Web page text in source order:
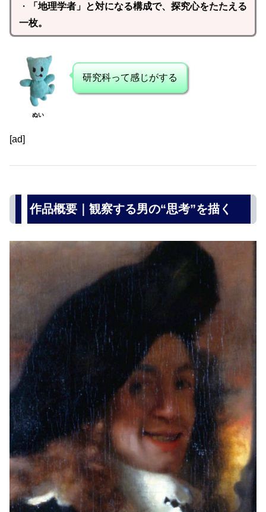
・
「地理学者」と対になる構成で、探究心をたたえる
一枚。
ぬい
研究科って感じがする
[ad]
作品概要｜観察する男の“思考”を描く